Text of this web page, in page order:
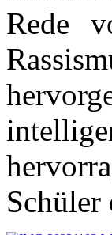
Rede
Schüler